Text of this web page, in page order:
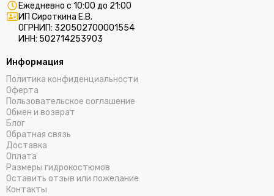
Ежедневно с 10:00 до 21:00
ИП Сироткина Е.В.
ОГРНИП: 320502700001554
ИНН: 502714253903
Информация
Политика конфиденциальности
Оферта
Пользовательское соглашение
Обмен и возврат
Блог
Обратная связь
Доставка
Оплата
Размеры гидрокостюмов
Оставить отзыв или пожелание
Контакты